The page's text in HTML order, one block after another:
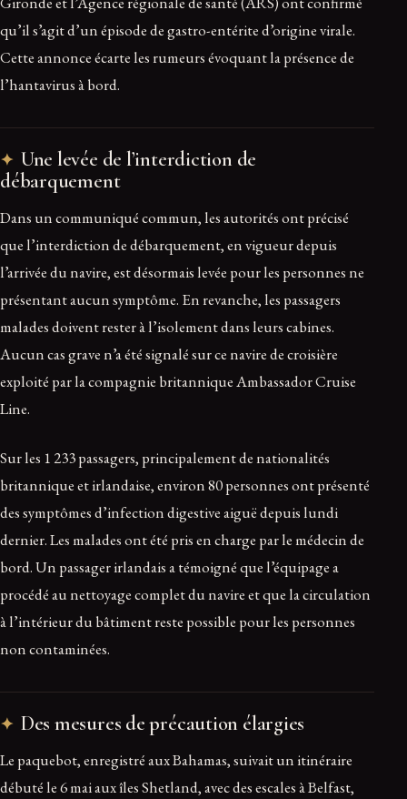
qu’il s’agit d’un épisode de gastro-entérite d’origine virale.
Cette annonce écarte les rumeurs évoquant la présence de
l’hantavirus à bord.
Une levée de l’interdiction de
débarquement
Dans un communiqué commun, les autorités ont précisé
que l’interdiction de débarquement, en vigueur depuis
l’arrivée du navire, est désormais levée pour les personnes ne
présentant aucun symptôme. En revanche, les passagers
malades doivent rester à l’isolement dans leurs cabines.
Aucun cas grave n’a été signalé sur ce navire de croisière
exploité par la compagnie britannique Ambassador Cruise
Line.
Sur les 1 233 passagers, principalement de nationalités
britannique et irlandaise, environ 80 personnes ont présenté
des symptômes d’infection digestive aiguë depuis lundi
dernier. Les malades ont été pris en charge par le médecin de
bord. Un passager irlandais a témoigné que l’équipage a
procédé au nettoyage complet du navire et que la circulation
à l’intérieur du bâtiment reste possible pour les personnes
non contaminées.
Des mesures de précaution élargies
Le paquebot, enregistré aux Bahamas, suivait un itinéraire
débuté le 6 mai aux îles Shetland, avec des escales à Belfast,